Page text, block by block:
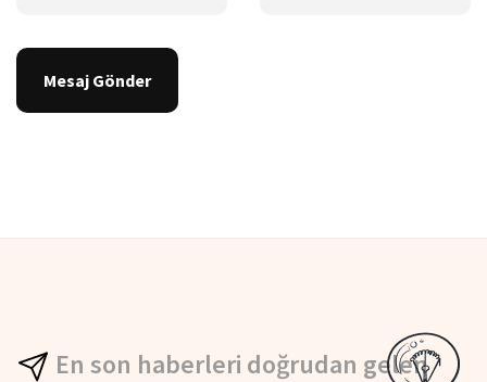
Mesaj Gönder
En son haberleri doğrudan gelen